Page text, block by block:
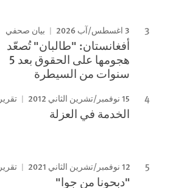
3 اغسطس/آب 2026 بيان صحفي
أفغانستان: "طالبان" تُصعّد
هجومها على الحقوق بعد 5
سنوات من السيطرة
15 نوفمبر/تشرين الثاني 2012 تقرير
الخدمة في العزلة
12 نوفمبر/تشرين الثاني 2021 تقرير
"دبحونا من جوا"